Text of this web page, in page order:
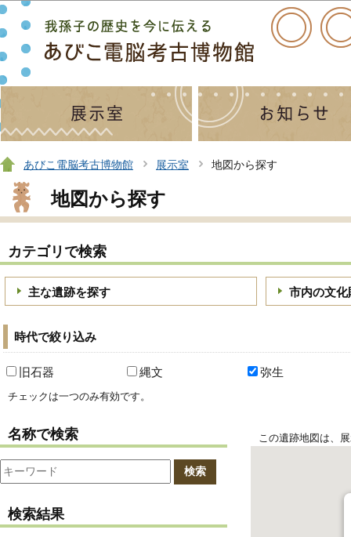
この
あびこ電脳考古博物館 展示室 地図から探す
地図から探す
カテゴリで検索
主な遺跡を探す 市内の文化
時代で絞り込み
旧石器 縄文 弥生
チェックは一つのみ有効です。
名称で検索
検索
検索結果
この遺跡地図は、